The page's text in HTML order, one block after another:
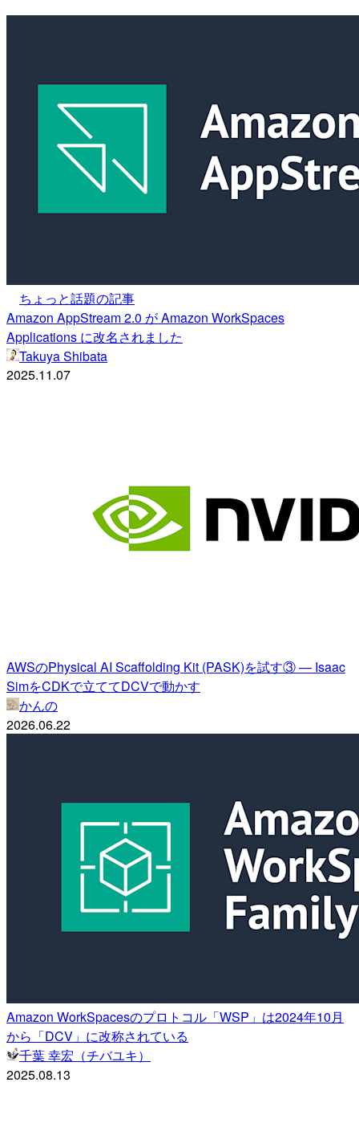
ちょっと話題の記事
Amazon AppStream 2.0 が Amazon WorkSpaces
Applications に改名されました
Takuya Shibata
2025.11.07
AWSのPhysical AI Scaffolding Kit (PASK)を試す③ — Isaac
SimをCDKで立ててDCVで動かす
かんの
2026.06.22
Amazon WorkSpacesのプロトコル「WSP」は2024年10月
から「DCV」に改称されている
千葉 幸宏（チバユキ）
2025.08.13